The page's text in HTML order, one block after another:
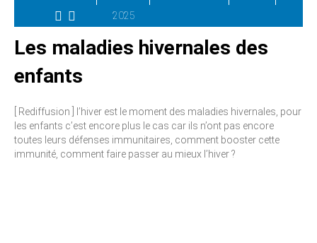
2025
Les maladies hivernales des
enfants
[ Rediffusion ] l’hiver est le moment des maladies hivernales, pour
les enfants c’est encore plus le cas car ils n’ont pas encore
toutes leurs défenses immunitaires, comment booster cette
immunité, comment faire passer au mieux l’hiver ?